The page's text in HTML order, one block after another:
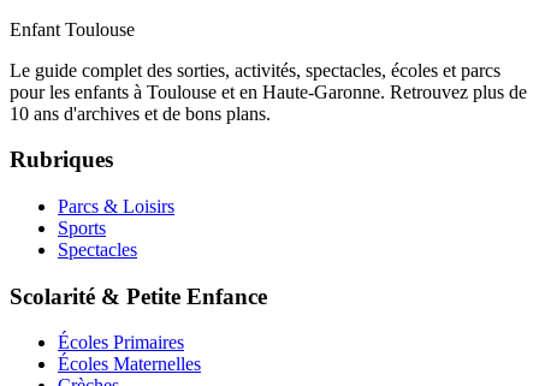
Enfant Toulouse
Le guide complet des sorties, activités, spectacles, écoles et parcs
pour les enfants à Toulouse et en Haute-Garonne. Retrouvez plus de
10 ans d'archives et de bons plans.
Rubriques
Parcs & Loisirs
Sports
Spectacles
Scolarité & Petite Enfance
Écoles Primaires
Écoles Maternelles